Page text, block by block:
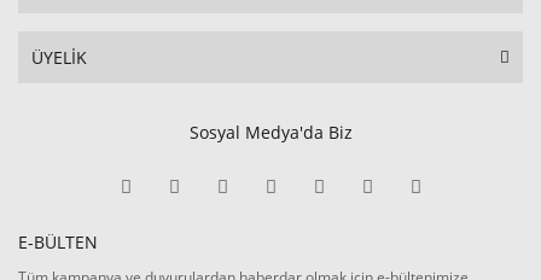
ÜYELİK
Sosyal Medya'da Biz
E-BÜLTEN